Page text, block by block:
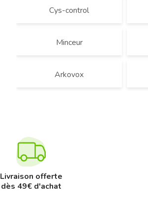
Cys-control
Minceur
Arkovox
Livraison offerte
dès 49€ d'achat